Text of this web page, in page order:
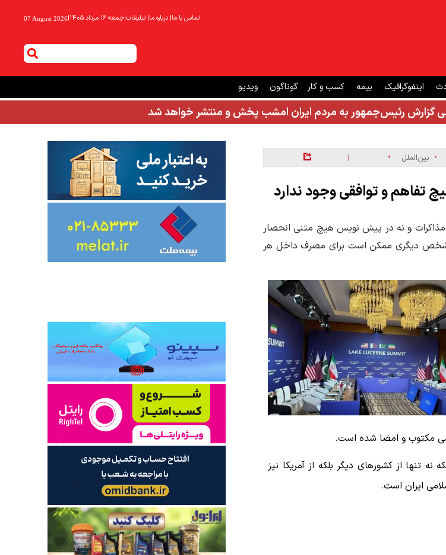
تماس با ما| درباره ما| تبلیغات|جمعه ۱۶ مرداد ۱۴۰۵ |
07 August 2026
اینفوگرافیک بیمه کسب و کار گوناگون ویدیو
گزارش رئیس‌جمهور به مردم ایران امشب پخش و منتشر خواهد شد
بین‌الملل |
تفاهم و توافقی وجود ندارد
در مذاکرات و نه در پیش نویس هیچ متنی انحصار
هر شخص دیگری ممکن است برای مصرف داخل هر
مکتوب و امضا شده است.
نه تنها از کشورهای دیگر بلکه از آمریکا نیز
ایران است.